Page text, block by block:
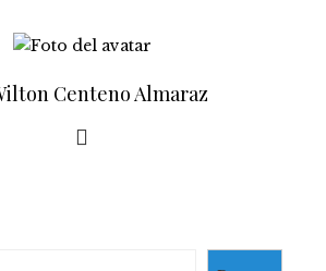
Centeno Almaraz